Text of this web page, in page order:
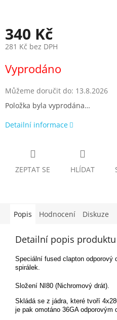
340 Kč
281 Kč bez DPH
cena:
Vyprodáno
Můžeme doručit do: 13.8.2026
Položka byla vyprodána…
Detailní informace
ZEPTAT SE HLÍDAT
Popis Hodnocení Diskuze
Detailní popis produktu
Speciální fused clapton odporový
spirálek.
Složení NI80 (Nichromový drát).
Skládá se z jádra, které tvoří
je pak omotáno 36GA odporovým